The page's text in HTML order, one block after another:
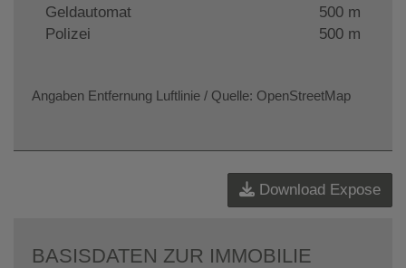
Geldautomat
500 m
Polizei
500 m
Angaben Entfernung Luftlinie / Quelle: OpenStreetMap
Download Expose
BASISDATEN ZUR IMMOBILIE